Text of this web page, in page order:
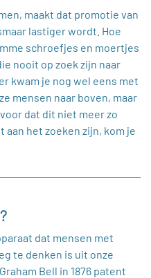
maakt dat promotie van
lastiger wordt. Hoe
schroefjes en moertjes
nooit op zoek zijn naar
kwam je nog wel eens met
mensen naar boven, maar
dat dit niet meer zo
het zoeken zijn, kom je
dat mensen met
te denken is uit onze
Bell in 1876 patent